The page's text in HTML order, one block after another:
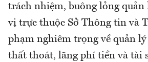
trách nhiệm, buông lỏng quản
vị trực thuộc Sở Thông tin và
phạm nghiêm trọng về quản
thất thoát, lãng phí tiền và tài